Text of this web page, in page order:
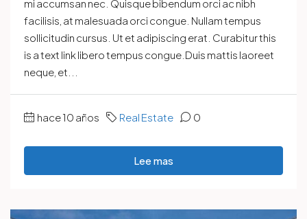
mi accumsan nec. Quisque bibendum orci ac nibh
facilisis, at malesuada orci congue. Nullam tempus
sollicitudin cursus. Ut et adipiscing erat. Curabitur this
is a text link libero tempus congue.Duis mattis laoreet
neque, et...
hace 10 años Real Estate 0
Lee mas